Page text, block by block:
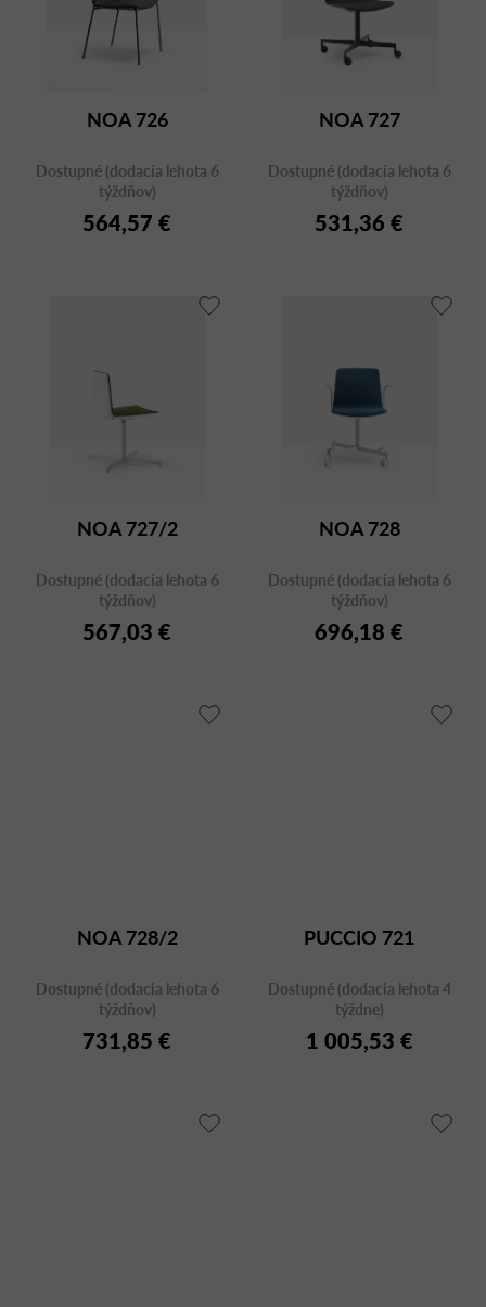
NOA 726
Dostupné (dodacia lehota 6
týždňov)
564,57 €
NOA 727
Dostupné (dodacia lehota 6
týždňov)
531,36 €
NOA 727/2
Dostupné (dodacia lehota 6
týždňov)
567,03 €
NOA 728
Dostupné (dodacia lehota 6
týždňov)
696,18 €
NOA 728/2
Dostupné (dodacia lehota 6
týždňov)
731,85 €
PUCCIO 721
Dostupné (dodacia lehota 4
týždne)
1 005,53 €